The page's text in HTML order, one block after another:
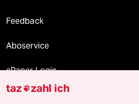
Feedback
Aboservice
ePaper Login
Downloads für Abonnierende
taz zahl ich